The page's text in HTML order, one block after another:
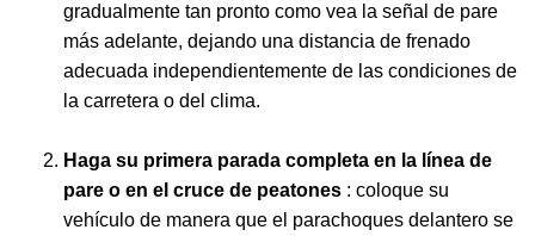
gradualmente tan pronto como vea la señal de pare
más adelante, dejando una distancia de frenado
adecuada independientemente de las condiciones de
la carretera o del clima.
Haga su primera parada completa en la línea de
pare o en el cruce de peatones : coloque su
vehículo de manera que el parachoques delantero se